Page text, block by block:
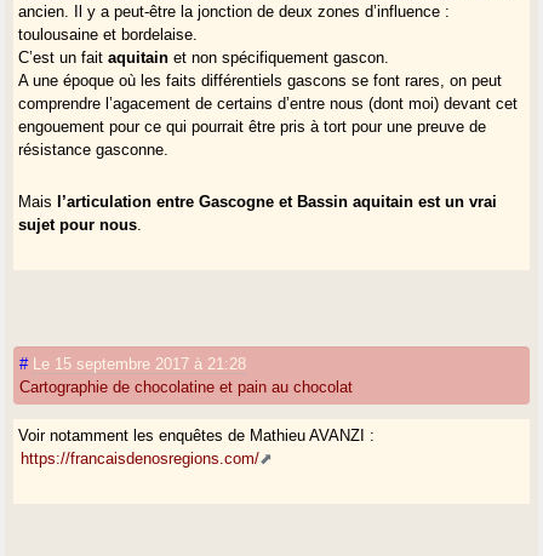
ancien. Il y a peut-être la jonction de deux zones d’influence :
toulousaine et bordelaise.
C’est un faitaquitain et non spécifiquement gascon.
A une époque où les faits différentiels gascons se font rares, on peut
comprendre l’agacement de certains d’entre nous (dont moi) devant cet
engouement pour ce qui pourrait être pris à tort pour une preuve de
résistance gasconne.
Mais l’articulation entre Gascogne et Bassin aquitain est un vrai
sujet pour nous.
# Le 15 septembre 2017 à 21:28
Cartographie de chocolatine et pain au chocolat
Voir notamment les enquêtes de Mathieu AVANZI :
https://francaisdenosregions.com/